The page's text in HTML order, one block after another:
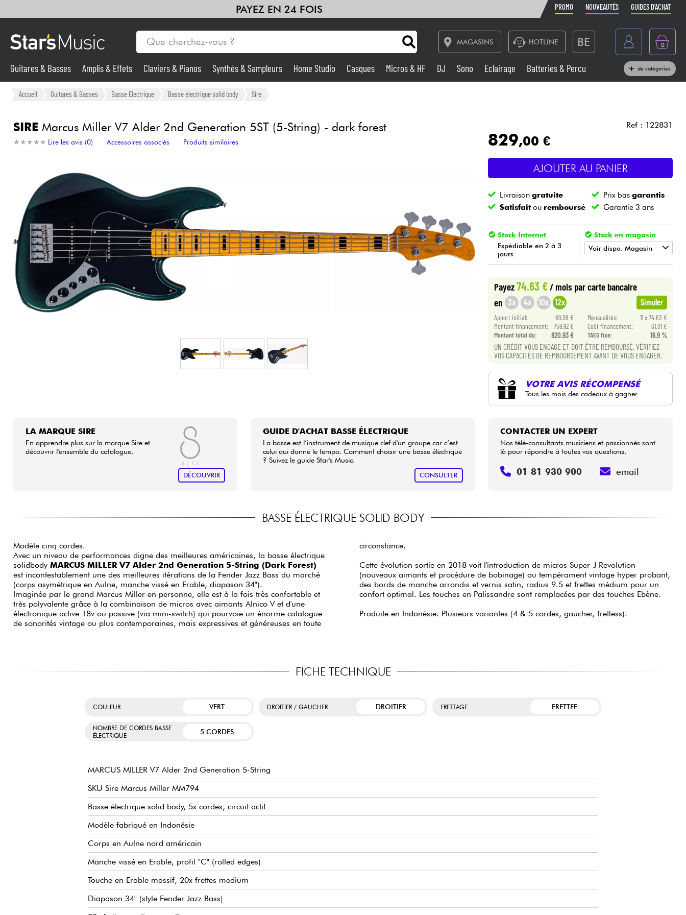
PAYEZ EN 24 FOIS PROMO NOUVEAUTÉS GUIDES D'ACHAT
MAGASINS HOTLINE BE
België
Nederland
0
Guitares & Basses
Synthés & Sampleurs Home Studio
Micros & HF Sono
Eclairage Vents
Violons & Quatuor Câbles & Access.
HiFi Packs
Voir nos marques
Guitares & Basses Amplis & Effets Claviers & Pianos Synthés & Sampleurs Home Studio Casques Micros & HF DJ Sono Eclairage
Batteries & Percu
de catégories
Accueil Guitares & Basses Basse Electrique Basse électrique solid body Sire
SIRE Marcus Miller V7 Alder 2nd Generation 5ST (5-String) - dark forest
★ ★ ★ ★ ★
★ ★ ★ ★ ★ Lire les avis (0) Accessoires associés Produits similaires
Ref : 122831
829,00 €
AJOUTER AU PANIER
Livraisongratuite Prix bas garantis
Satisfaitou remboursé Garantie 3 ans
Stock Internet
Expédiable en 2 à 3
jours
Stock en magasin
Voir dispo. Magasin
•
Payez74.63 €/ mois par carte bancaire
en 3x 4x 10x 12x Simuler
Apport initial: 69.08 € Mensualités:
11 x 74.63 €
Montant financement:
759.92 € Coût financement:
61.01 €
Montant total dù:
820.93 € TAEG fixe: 16.9 %
UN CRÉDIT VOUS ENGAGE ET DOIT ÊTRE REMBOURSÉ. VÉRIFIEZ
VOS CAPACITÉS DE REMBOURSEMENT AVANT DE VOUS ENGAGER.
VOTRE AVIS RÉCOMPENSÉ
Tous les mois des cadeaux à gagner
LA MARQUE SIRE
En apprendre plus sur la marque Sire et
découvrir l'ensemble du catalogue.
DÉCOUVRIR
GUIDE D'ACHAT BASSE ÉLECTRIQUE
La basse est l’instrument de musique clef d'un groupe car c’est
celui qui donne le tempo. Comment choisir une basse électrique
? Suivez le guide Star's Music.
CONSULTER
CONTACTER UN EXPERT
Nos télé-consultants musiciens et passionnés sont
là pour répondre à toutes vos questions.
01 81 930 900 email
BASSE ÉLECTRIQUE SOLID BODY
Modèle cinq cordes.
Avec un niveau de performances digne des meilleures américaines, la basse électrique
solidbody MARCUS MILLER V7 Alder 2nd Generation 5-String (Dark Forest)
est incontestablement une des meilleures itérations de la Fender Jazz Bass du marché
(corps asymétrique en Aulne, manche vissé en Erable, diapason 34").
Imaginée par le grand Marcus Miller en personne, elle est à la fois très confortable et
très polyvalente grâce à la combinaison de micros avec aimants Alnico V et d'une
électronique active 18v ou passive (via mini-switch) qui pourvoie un énorme catalogue
de sonorités vintage ou plus contemporaines, mais expressives et généreuses en toute
circonstance.
Cette évolution sortie en 2018 voit l'introduction de micros Super-J Revolution
(nouveaux aimants et procédure de bobinage) au tempérament vintage hyper probant,
des bords de manche arrondis et vernis satin, radius 9.5 et frettes médium pour un
confort optimal. Les touches en Palissandre sont remplacées par des touches Ebène.
Produite en Indonésie. Plusieurs variantes (4 & 5 cordes, gaucher, fretless).
FICHE TECHNIQUE
COULEUR VERT DROITIER / GAUCHER DROITIER FRETTAGE FRETTEE
NOMBRE DE CORDES BASSE
ÉLECTRIQUE
5 CORDES
MARCUS MILLER V7 Alder 2nd Generation 5-String
SKU Sire Marcus Miller MM794
Basse électrique solid body, 5x cordes, circuit actif
Modèle fabriqué en Indonésie
Corps en Aulne nord américain
Manche vissé en Erable, profil "C" (rolled edges)
Touche en Erable massif, 20x frettes medium
Diapason 34" (style Fender Jazz Bass)